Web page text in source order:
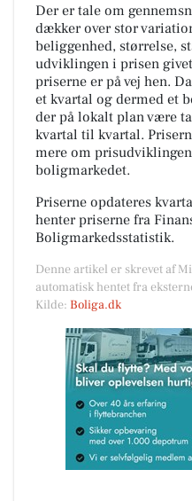
Der er tale om
dækker over stor
beliggenhed, størrelse,
udviklingen i prisen
priserne er på vej hen.
et kvartal og dermed et
der på lokalt plan være
kvartal til kvartal.
mere om
boligmarkedet.
Priserne opdateres
henter priserne fra
Boligmarkedsstatistik.
Denne artikel er skrevet af
automatisk hentet fra
Kilde: Boliga.dk